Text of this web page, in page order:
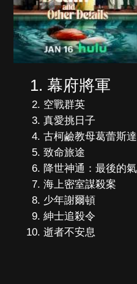
幕府將軍
空戰群英
真愛挑日子
古柯鹼教母葛蕾斯達
致命旅途
降世神通：最後的
海上密室謀殺案
少年謝爾頓
紳士追殺令
逝者不安息